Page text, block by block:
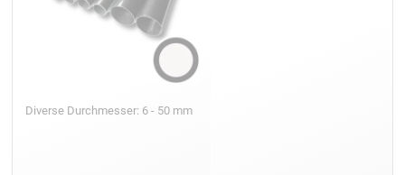
Diverse Durchmesser: 6 - 50 mm